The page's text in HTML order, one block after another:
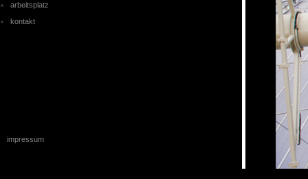
arbeitsplatz
kontakt
impressum